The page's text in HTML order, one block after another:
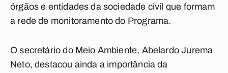
órgãos e entidades da sociedade civil que formam
a rede de monitoramento do Programa.
O secretário do Meio Ambiente, Abelardo Jurema
Neto, destacou ainda a importância da